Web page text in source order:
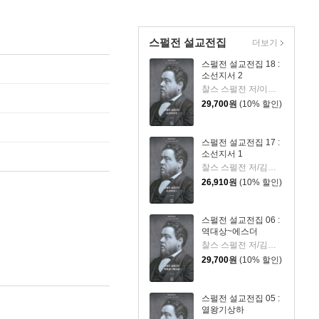
스펄전 설교전집
스펄전 설교전집 18 :
소선지서 2
찰스 스펄전 저/이광식 역
29,700원 (10% 할인)
스펄전 설교전집 17 :
소선지서 1
26,910원 (10% 할인)
스펄전 설교전집 06 :
역대상~에스더
찰스 스펄전 저/김원주 역
29,700원 (10% 할인)
스펄전 설교전집 05 :
열왕기상하
더보기